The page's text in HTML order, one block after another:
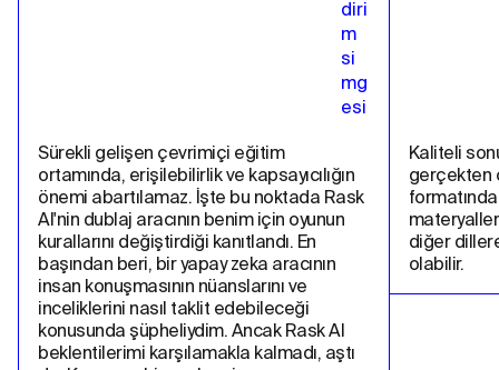
Sürekli gelişen çevrimiçi eğitim
ortamında, erişilebilirlik ve kapsayıcılığın
önemi abartılamaz. İşte bu noktada Rask
AI'nin dublaj aracının benim için oyunun
kurallarını değiştirdiği kanıtlandı. En
başından beri, bir yapay zeka aracının
insan konuşmasının nüanslarını ve
inceliklerini nasıl taklit edebileceği
konusunda şüpheliydim. Ancak Rask AI
beklentilerimi karşılamakla kalmadı, aştı
Kaliteli
gerçekten
diğer
olabilir.